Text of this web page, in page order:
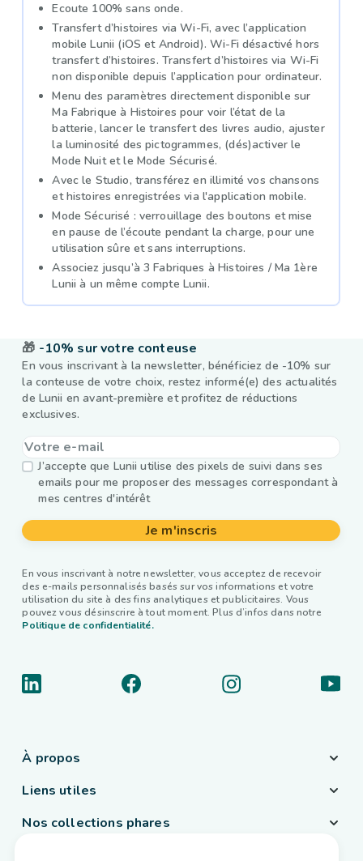
Ecoute 100% sans onde.
Transfert d’histoires via Wi-Fi, avec l’application
mobile Lunii (iOS et Android). Wi-Fi désactivé hors
transfert d’histoires. Transfert d’histoires via Wi-Fi
non disponible depuis l’application pour ordinateur.
Menu des paramètres directement disponible sur
Ma Fabrique à Histoires pour voir l’état de la
batterie, lancer le transfert des livres audio, ajuster
la luminosité des pictogrammes, (dés)activer le
Mode Nuit et le Mode Sécurisé.
Avec le Studio, transférez en illimité vos chansons
et histoires enregistrées via l'application mobile.
Mode Sécurisé : verrouillage des boutons et mise
en pause de l’écoute pendant la charge, pour une
utilisation sûre et sans interruptions.
Associez jusqu’à 3 Fabriques à Histoires / Ma 1ère
Lunii à un même compte Lunii.
🎁 -10% sur votre conteuse
En vous inscrivant à la newsletter, bénéficiez de -10% sur
la conteuse de votre choix, restez informé(e) des actualités
de Lunii en avant-première et profitez de réductions
exclusives.
J’accepte que Lunii utilise des pixels de suivi dans ses
emails pour me proposer des messages correspondant à
mes centres d'intérêt
Je m'inscris
En vous inscrivant à notre newsletter, vous acceptez de recevoir
des e-mails personnalisés basés sur vos informations et votre
utilisation du site à des fins analytiques et publicitaires. Vous
pouvez vous désinscrire à tout moment. Plus d’infos dans notre
Politique de confidentialité.
À propos
Liens utiles
Nos collections phares